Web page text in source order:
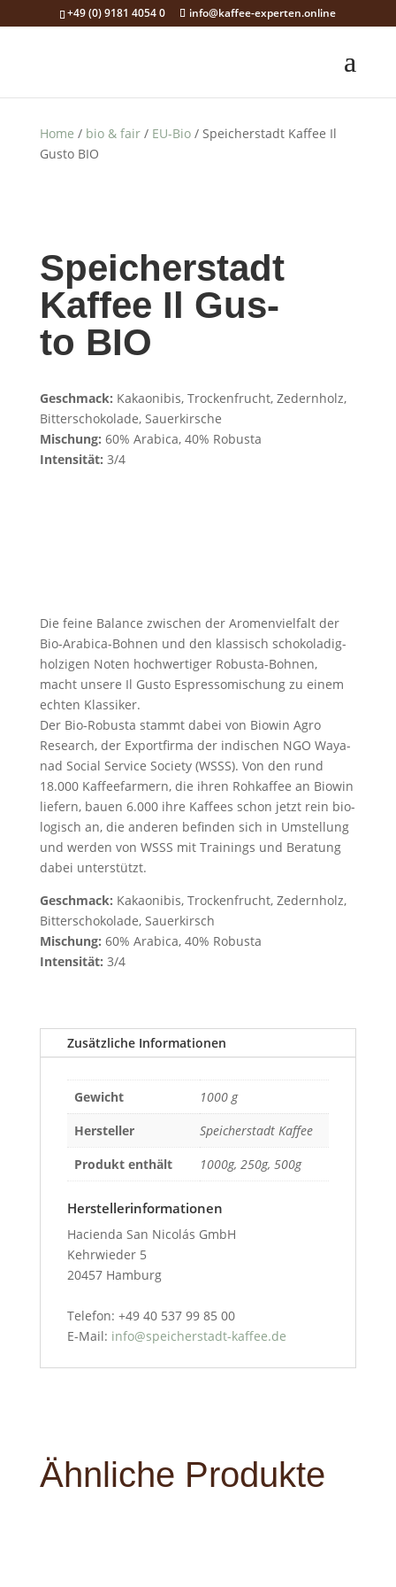
+49 (0) 9181 4054 0 info@kaffee-experten.online
Home / bio & fair/ EU-Bio/ Spei­cher­stadt Kaffee Il
Gus­to BIO
Spei­cher­stadt
Kaffee Il Gus­
to BIO
Geschmack: Kakaonibis, Trockenfrucht, Zedernholz,
Bitterschokolade, Sauerkirsche
Mischung: 60% Arabica, 40% Robusta
Intensität: 3/4
Die fei­ne Balan­ce zwi­schen der Aro­men­viel­falt der
Bio-Ara­bica-Boh­nen und den klas­sisch scho­ko­la­dig-
hol­zi­gen Noten hoch­wer­ti­ger Robus­ta-Boh­nen,
macht unse­re Il Gus­to Espres­so­mi­schung zu einem
ech­ten Klassiker.
Der Bio-Robus­ta stammt dabei von Bio­win Agro
Rese­arch, der Export­fir­ma der indi­schen NGO Waya­
nad Social Ser­vice Socie­ty (WSSS). Von den rund
18.000 Kaf­fee­far­mern, die ihren Roh­kaf­fee an Bio­win
lie­fern, bau­en 6.000 ihre Kaf­fees schon jetzt rein bio­
lo­gisch an, die ande­ren befin­den sich in Umstel­lung
und wer­den von WSSS mit Trai­nings und Bera­tung
dabei unterstützt.
Geschmack: Kakao­ni­bis, Tro­cken­frucht, Zedern­holz,
Bit­ter­scho­ko­la­de, Sauerkirsch
Mischung: 60% Ara­bica, 40% Robusta
Inten­si­tät: 3/4
Zusätzliche Informationen
Gewicht
1000 g
Hersteller
Speicherstadt Kaffee
Produkt enthält
1000g, 250g, 500g
Herstellerinformationen
Hacienda San Nicolás GmbH
Kehrwieder 5
20457 Hamburg
Telefon: +49 40 537 99 85 00
E-Mail: info@speicherstadt-kaffee.de
Ähnliche Produkte